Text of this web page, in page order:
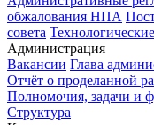
обжалования НПА
совета
Администрация
Вакансии Глава
Отчёт о проделанной
Полномочия, задачи и
Структура